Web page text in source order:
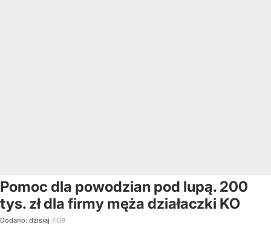
Pomoc dla powodzian pod lupą. 200
tys. zł dla firmy męża działaczki KO
Dodano: dzisiaj 7:08